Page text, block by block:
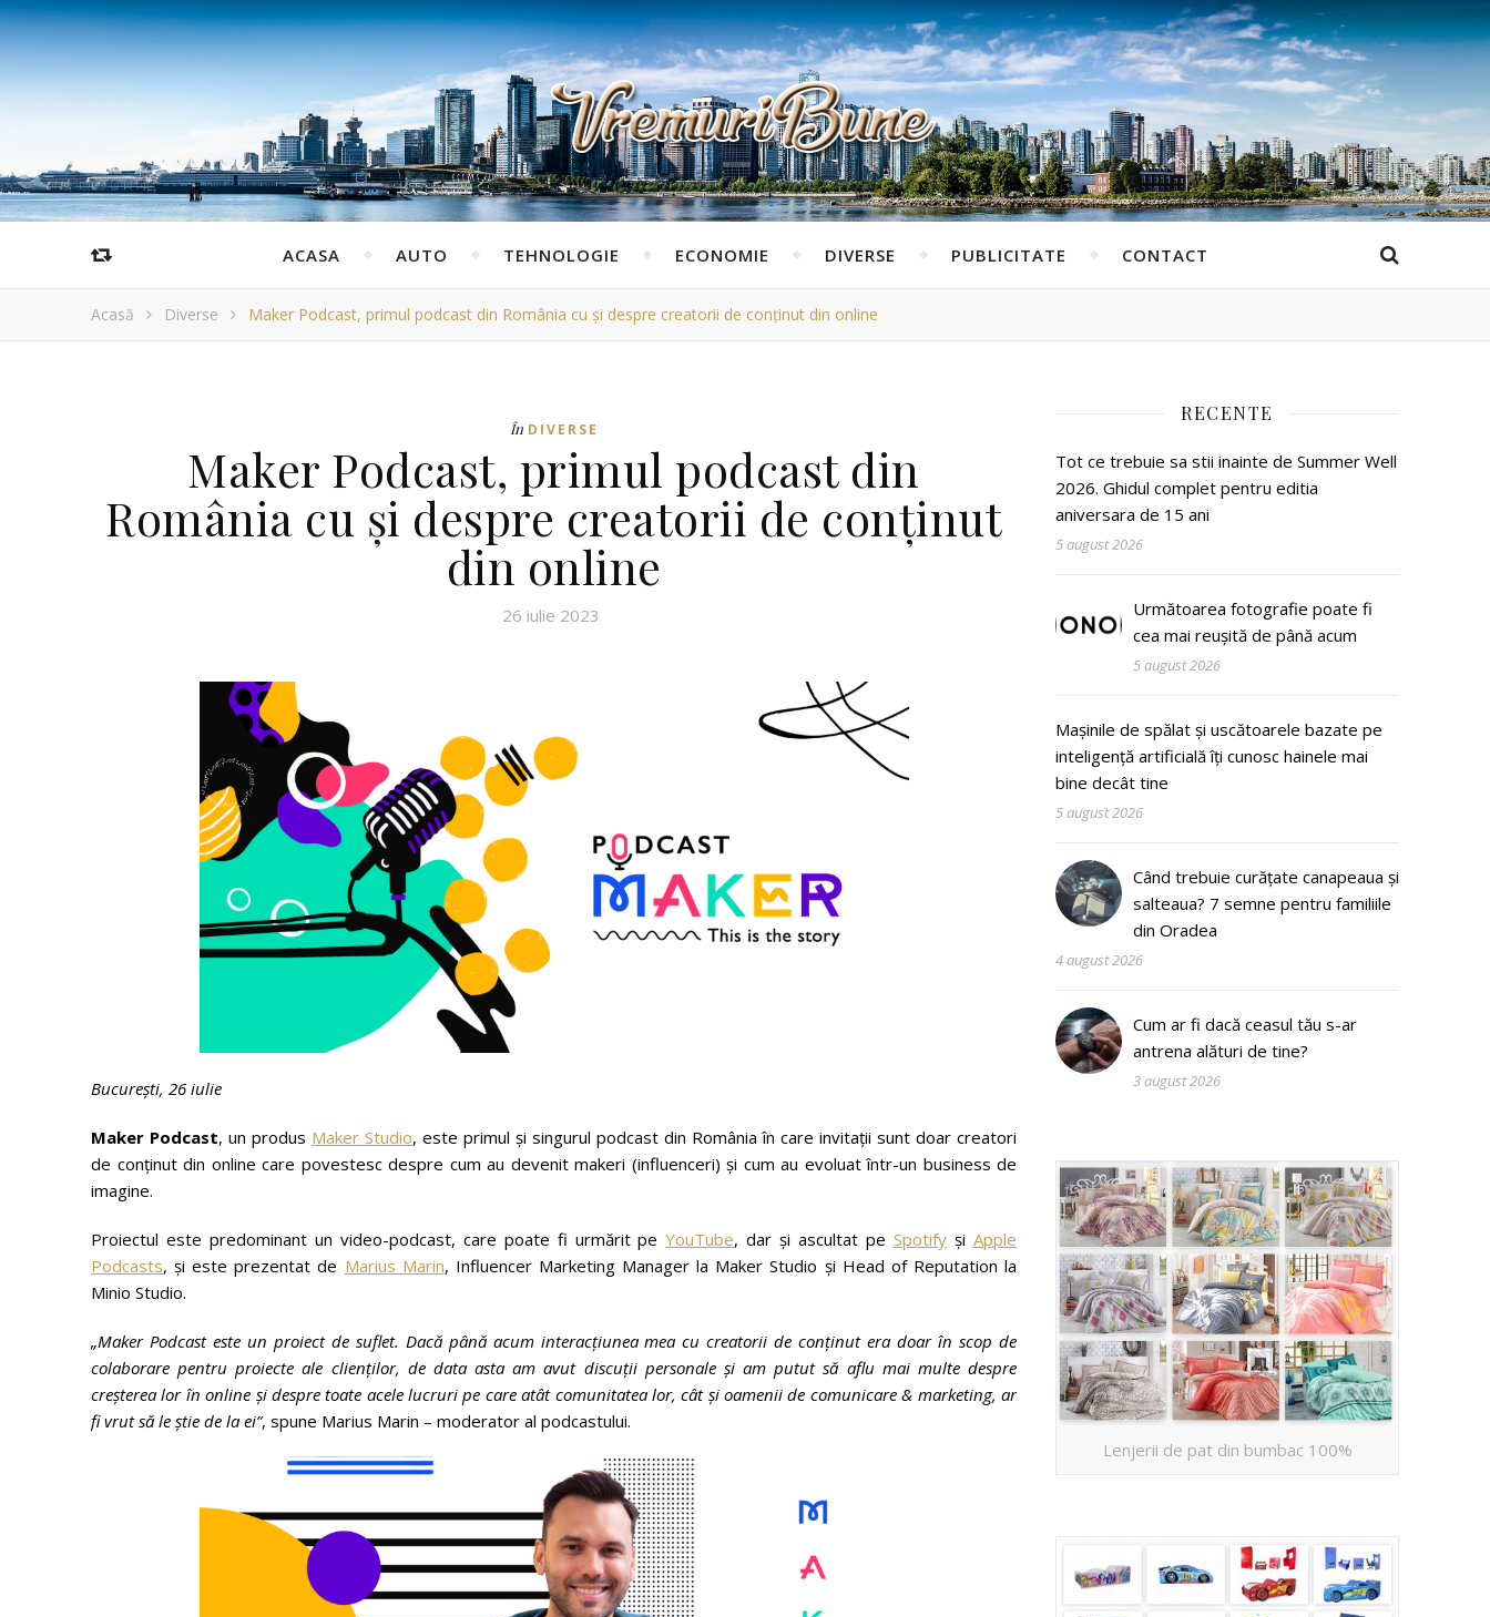
ACASA AUTO TEHNOLOGIE ECONOMIE DIVERSE PUBLICITATE CONTACT
Acasă Diverse Maker Podcast, primul podcast din România cu și despre creatorii de conținut din online
În DIVERSE
Maker Podcast, primul podcast din
România cu și despre creatorii de conținut
din online
26 iulie 2023
București, 26 iulie
Maker Podcast, un produs Maker Studio, este primul și singurul podcast din România în care invitații sunt doar creatori
de conținut din online care povestesc despre cum au devenit makeri (influenceri) și cum au evoluat într-un business de
imagine.
Proiectul este predominant un video-podcast, care poate fi urmărit peYouTube, dar și ascultat peSpotify șiApple
Podcasts, și este prezentat de Marius Marin, Influencer Marketing Manager la Maker Studio și Head of Reputation la
Minio Studio.
„Maker Podcast este un proiect de suflet. Dacă până acum interacțiunea mea cu creatorii de conținut era doar în scop de
colaborare pentru proiecte ale clienților, de data asta am avut discuții personale și am putut să aflu mai multe despre
creșterea lor în online și despre toate acele lucruri pe care atât comunitatea lor, cât și oamenii de comunicare & marketing, ar
fi vrut să le știe de la ei”, spune Marius Marin – moderator al podcastului.
RECENTE
Tot ce trebuie sa stii inainte de Summer Well
2026. Ghidul complet pentru editia
aniversara de 15 ani
5 august 2026
Următoarea fotografie poate fi
cea mai reușită de până acum
5 august 2026
Mașinile de spălat și uscătoarele bazate pe
inteligență artificială îți cunosc hainele mai
bine decât tine
5 august 2026
Când trebuie curățate canapeaua și
salteaua? 7 semne pentru familiile
din Oradea
4 august 2026
Cum ar fi dacă ceasul tău s-ar
antrena alături de tine?
3 august 2026
Lenjerii de pat din bumbac 100%